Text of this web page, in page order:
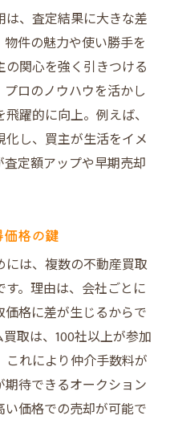
、査定結果に大きな差
件の魅力や使い勝手を
関心を強く引きつける
ロのノウハウを活かし
躍的に向上。例えば、
し、買主が生活をイメ
定額アップや早期売却
格の鍵
は、複数の不動産買取
。理由は、会社ごとに
格に差が生じるからで
取は、100社以上が参加
れにより仲介手数料が
待できるオークション
価格での売却が可能で